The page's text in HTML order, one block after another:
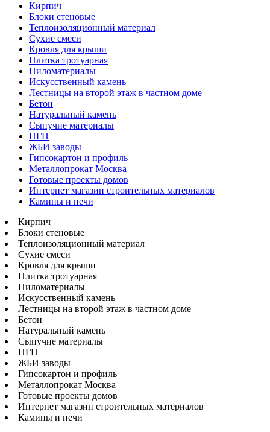
Кирпич
Блоки стеновые
Теплоизоляционный материал
Сухие смеси
Кровля для крыши
Плитка тротуарная
Пиломатериалы
Искусственный камень
Лестницы на второй этаж в частном доме
Бетон
Натуральный камень
Сыпучие материалы
ПГП
ЖБИ заводы
Гипсокартон и профиль
Металлопрокат Москва
Готовые проекты домов
Интернет магазин строительных материалов
Камины и печи
Кирпич
Блоки стеновые
Теплоизоляционный материал
Сухие смеси
Кровля для крыши
Плитка тротуарная
Пиломатериалы
Искусственный камень
Лестницы на второй этаж в частном доме
Бетон
Натуральный камень
Сыпучие материалы
ПГП
ЖБИ заводы
Гипсокартон и профиль
Металлопрокат Москва
Готовые проекты домов
Интернет магазин строительных материалов
Камины и печи